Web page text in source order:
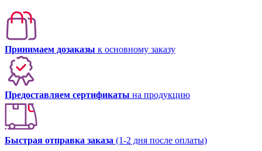
Принимаем дозаказы к основному заказу
Предоставляем сертификаты на продукцию
Быстрая отправка заказа (1-2 дня после оплаты)